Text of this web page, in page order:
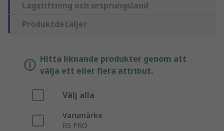
Lagstiftning och ursprungsland
Produktdetaljer
Hitta liknande produkter genom att
välja ett eller flera attribut.
Välj alla
Varumärke
RS PRO